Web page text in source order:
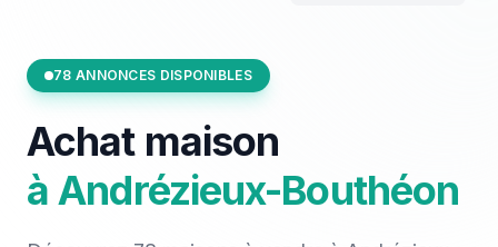
78 ANNONCES DISPONIBLES
Achat maison
àAndrézieux-Bouthéon